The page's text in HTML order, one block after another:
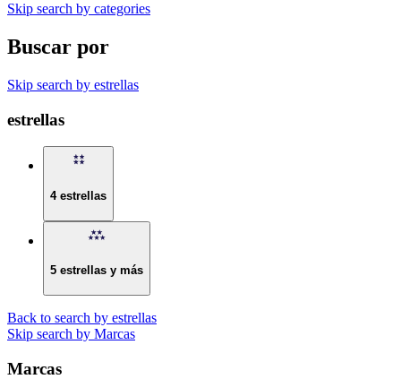
Skip search by categories
Buscar por
Skip search by estrellas
estrellas
4 estrellas
5 estrellas y más
Back to search by estrellas
Skip search by Marcas
Marcas